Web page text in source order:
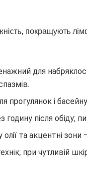
покращують
для
прогулянок і
після обіду;
та акцентні
при чутливій